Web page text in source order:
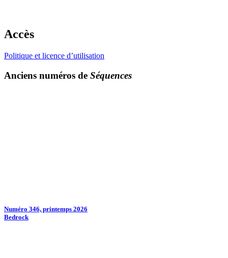
Accès
Politique et licence d’utilisation
Anciens numéros de Séquences
Numéro 346, printemps 2026
Bedrock